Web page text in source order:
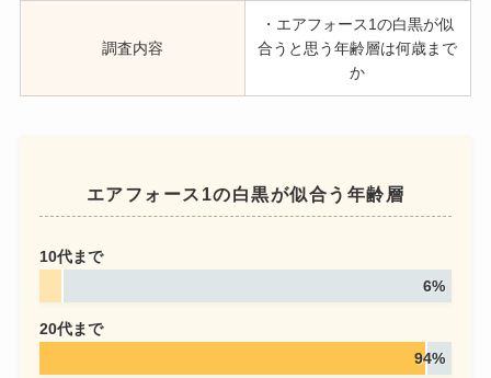
調査内容
・エアフォース1の白黒が似
合うと思う年齢層は何歳まで
か
エアフォース1の白黒が似合う年齢層
10代まで
6%
20代まで
94%